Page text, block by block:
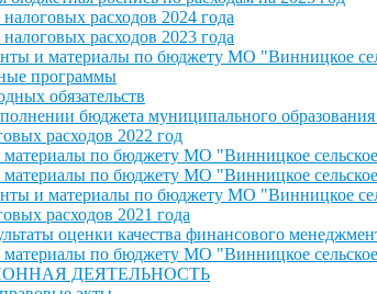
расходов 2024 года
расходов 2023 года
и материалы по бюджету МО "Винницкое
программы
обязательств
бюджета муниципального
расходов 2022 год
по бюджету МО "Винницкое
по бюджету МО "Винницкое
и материалы по бюджету МО "Винницкое
расходов 2021 года
оценки качества финансового
по бюджету МО "Винницкое
ДЕЯТЕЛЬНОСТЬ